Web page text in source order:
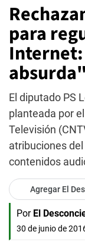
para
absurda"
El diputado PS
planteada por
Televisión
atribuciones
contenidos
Agregar El
Por El
30 de junio de